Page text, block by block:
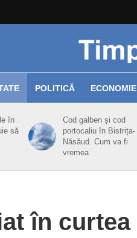
POLITICĂ ECONOMIE
în
să
Cod galben și cod
portocaliu în Bistrița-
Năsăud. Cum va fi
vremea
în curtea